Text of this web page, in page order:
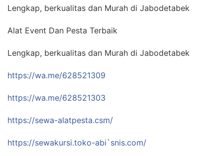
Lengkap, berkualitas dan Murah di Jabodetabek
Alat Event Dan Pesta Terbaik
Lengkap, berkualitas dan Murah di Jabodetabek
https://wa.me/628521309
https://wa.me/628521303
https://sewa-alatpesta.csm/
https://sewakursi.toko-abi`snis.com/